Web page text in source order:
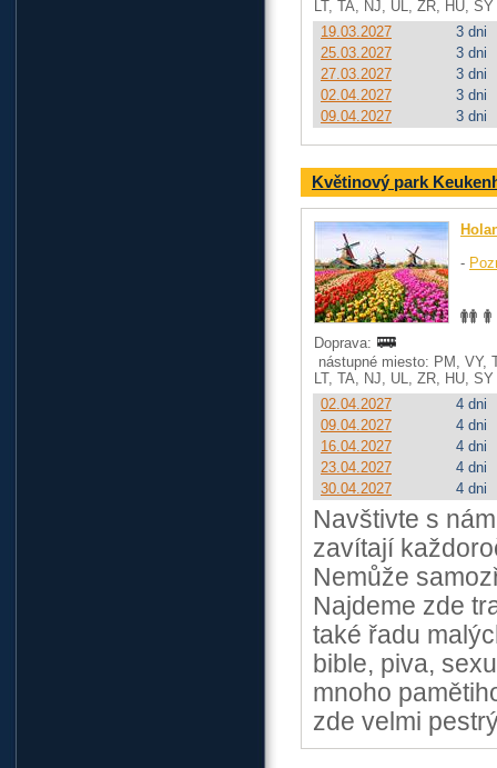
LT, TA, NJ, UL, ZR, HU, SY
19.03.2027
3 dni
25.03.2027
3 dni
27.03.2027
3 dni
02.04.2027
3 dni
09.04.2027
3 dni
Květinový park
-
Doprava:
nástupné miesto: PM, VY,
LT, TA, NJ, UL, ZR, HU, SY
02.04.2027
4 dni
09.04.2027
4 dni
16.04.2027
4 dni
23.04.2027
4 dni
30.04.2027
4 dni
Navštivte s
zavítají
Nemůže
Najdeme zde
také řadu
bible, piva,
mnoho
zde velmi